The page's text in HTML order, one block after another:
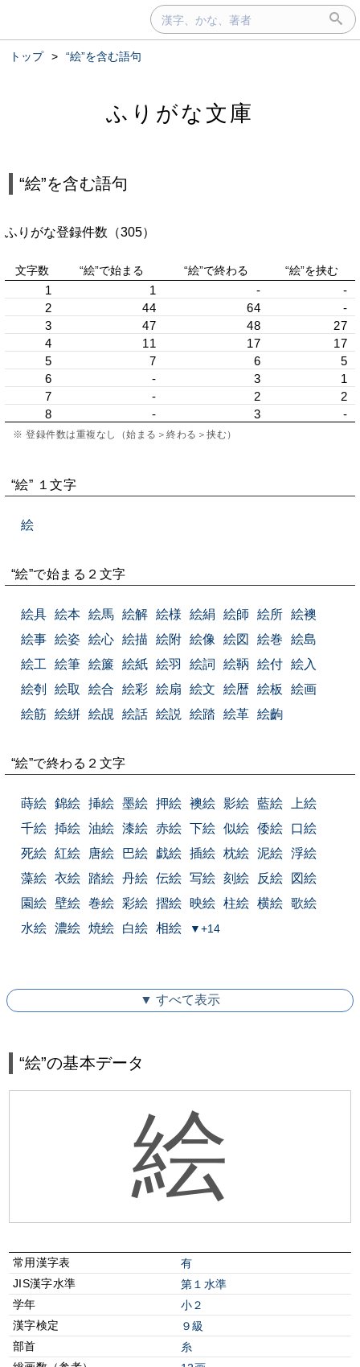
トップ > “絵”を含む語句
ふりがな文庫
“絵”を含む語句
ふりがな登録件数（305）
文字数 “絵”で始まる “絵”で終わる “絵”を挟む
1 1 -
-
2
44 64
-
3
47 48
27
4
11 17
17
5
7 6
5
6
- 3
1
7
- 2
2
8
- 3 -
※ 登録件数は重複なし（始まる＞終わる＞挟む）
“絵” １文字
絵
“絵”で始まる２文字
絵具 絵本 絵馬 絵解 絵様 絵絹 絵師 絵所 絵襖
絵事 絵姿 絵心 絵描 絵附 絵像 絵図 絵巻
絵島
絵工
絵筆 絵簾 絵紙 絵羽 絵詞 絵鞆 絵付 絵入
絵刳
絵取 絵合 絵彩 絵扇 絵文 絵暦 絵板
絵画
絵筋 絵絣 絵覘 絵話 絵説 絵踏 絵革 絵齣
“絵”で終わる２文字
蒔絵 錦絵 挿絵 墨絵 押絵 襖絵 影絵 藍絵
上絵
千絵 揷絵 油絵 漆絵 赤絵 下絵 似絵 倭絵
口絵
死絵 紅絵 唐絵 巴絵 戯絵 插絵 枕絵 泥絵 浮絵
藻絵 衣絵 踏絵 丹絵 伝絵 写絵 刻絵 反絵
図絵
園絵 壁絵 巻絵 彩絵 摺絵 映絵 柱絵 横絵 歌絵
水絵 濃絵 焼絵 白絵 相絵 ▼+14
▼ すべて表示
“絵”の基本データ
絵
常用漢字表
有
JIS漢字水準
第１水準
学年
小２
漢字検定
９級
部首
⽷